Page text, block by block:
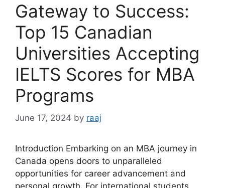
Gateway to Success:
Top 15 Canadian
Universities Accepting
IELTS Scores for MBA
Programs
June 17, 2024 by raaj
Introduction Embarking on an MBA journey in
Canada opens doors to unparalleled
opportunities for career advancement and
personal growth. For international students